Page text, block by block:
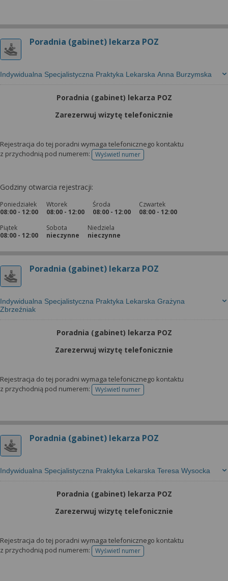
Poradnia (gabinet) lekarza POZ
Indywidualna Specjalistyczna Praktyka Lekarska Anna Burzymska
Poradnia (gabinet) lekarza POZ
Zarezerwuj wizytę telefonicznie
Rejestracja do tej poradni wymaga telefonicznego kontaktu
z przychodnią pod numerem:
Wyświetl numertelefonu do rejestracji
Godziny otwarcia rejestracji:
Poniedziałek
08:00 - 12:00
Wtorek
08:00 - 12:00
Środa
08:00 - 12:00
Czwartek
08:00 - 12:00
Piątek
08:00 - 12:00
Sobota
nieczynne
Niedziela
nieczynne
Poradnia (gabinet) lekarza POZ
Indywidualna Specjalistyczna Praktyka Lekarska Grażyna
Zbrzeźniak
Poradnia (gabinet) lekarza POZ
Zarezerwuj wizytę telefonicznie
Rejestracja do tej poradni wymaga telefonicznego kontaktu
z przychodnią pod numerem:
Wyświetl numertelefonu do rejestracji
Poradnia (gabinet) lekarza POZ
Indywidualna Specjalistyczna Praktyka Lekarska Teresa Wysocka
Poradnia (gabinet) lekarza POZ
Zarezerwuj wizytę telefonicznie
Rejestracja do tej poradni wymaga telefonicznego kontaktu
z przychodnią pod numerem:
Wyświetl numertelefonu do rejestracji